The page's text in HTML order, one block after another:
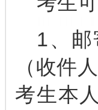
1、
（收件
考生本